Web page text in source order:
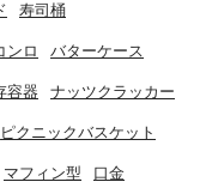
寿司桶
ンロ バターケース
容器 ナッツクラッカー
ピクニックバスケット
マフィン型 口金